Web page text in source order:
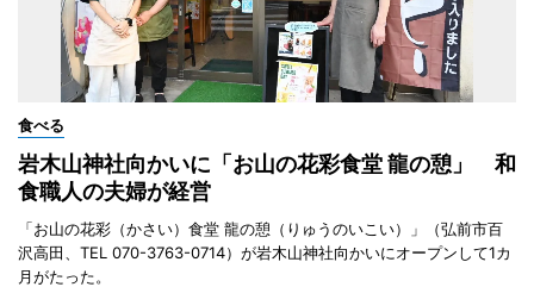
食べる
岩木山神社向かいに「お山の花彩食堂 龍の憩」 和
食職人の夫婦が経営
「お山の花彩（かさい）食堂 龍の憩（りゅうのいこい）」（弘前市百
沢高田、TEL 070-3763-0714）が岩木山神社向かいにオープンして1カ
月がたった。